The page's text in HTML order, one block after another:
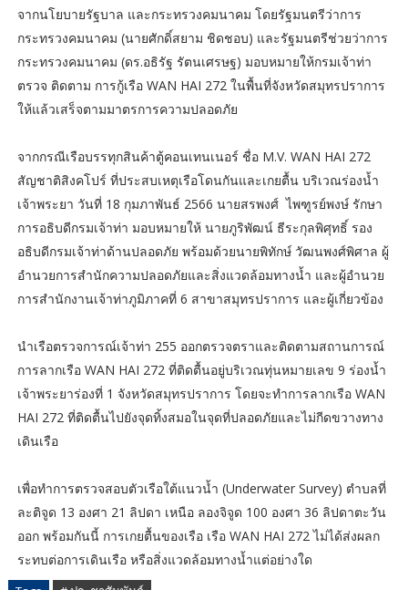
จากนโยบายรัฐบาล และกระทรวงคมนาคม โดยรัฐมนตรีว่าการ
กระทรวงคมนาคม (นายศักดิ์สยาม ชิดชอบ) และรัฐมนตรีช่วยว่าการ
กระทรวงคมนาคม (ดร.อธิรัฐ รัตนเศรษฐ) มอบหมายให้กรมเจ้าท่า
ตรวจ ติดตาม การกู้เรือ WAN HAI 272 ในพื้นที่จังหวัดสมุทรปราการ
ให้แล้วเสร็จตามมาตรการความปลอดภัย
จากกรณีเรือบรรทุกสินค้าตู้คอนเทนเนอร์ ชื่อ M.V. WAN HAI 272
สัญชาติสิงคโปร์ ที่ประสบเหตุเรือโดนกันและเกยตื้น บริเวณร่องน้ำ
เจ้าพระยา วันที่ 18 กุมภาพันธ์ 2566 นายสรพงศ์ ไพฑูรย์พงษ์ รักษา
การอธิบดีกรมเจ้าท่า มอบหมายให้ นายภูริพัฒน์ ธีระกุลพิศุทธิ์ รอง
อธิบดีกรมเจ้าท่าด้านปลอดภัย พร้อมด้วยนายพิทักษ์ วัฒนพงศ์พิศาล ผู้
อำนวยการสำนักความปลอดภัยและสิ่งแวดล้อมทางน้ำ และผู้อำนวย
การสำนักงานเจ้าท่าภูมิภาคที่ 6 สาขาสมุทรปราการ และผู้เกี่ยวข้อง
นำเรือตรวจการณ์เจ้าท่า 255 ออกตรวจตราและติดตามสถานการณ์
การลากเรือ WAN HAI 272 ที่ติดตื้นอยู่บริเวณทุ่นหมายเลข 9 ร่องน้ำ
เจ้าพระยาร่องที่ 1 จังหวัดสมุทรปราการ โดยจะทำการลากเรือ WAN
HAI 272 ที่ติดตื้นไปยังจุดทิ้งสมอในจุดที่ปลอดภัยและไม่กีดขวางทาง
เดินเรือ
เพื่อทำการตรวจสอบตัวเรือใต้แนวน้ำ (Underwater Survey)​ ตำบลที่
ละติจูด 13 องศา 21 ลิปดา เหนือ ลองจิจูด 100 องศา 36 ลิปดาตะวัน
ออก พร้อมกันนี้ การเกยตื้นของเรือ เรือ WAN HAI 272 ไม่ได้ส่งผลก
ระทบต่อการเดินเรือ หรือสิ่งแวดล้อมทางน้ำแต่อย่างใด